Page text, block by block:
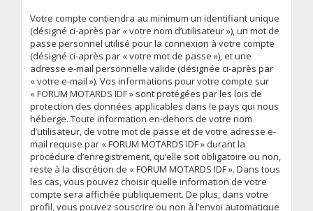
Votre compte contiendra au minimum un identifiant unique
(désigné ci-après par « votre nom d’utilisateur »), un mot de
passe personnel utilisé pour la connexion à votre compte
(désigné ci-après par « votre mot de passe »), et une
adresse e-mail personnelle valide (désignée ci-après par
« votre e-mail »). Vos informations pour votre compte sur
« FORUM MOTARDS IDF » sont protégées par les lois de
protection des données applicables dans le pays qui nous
héberge. Toute information en-dehors de votre nom
d’utilisateur, de votre mot de passe et de votre adresse e-
mail requise par « FORUM MOTARDS IDF » durant la
procédure d’enregistrement, qu’elle soit obligatoire ou non,
reste à la discrétion de « FORUM MOTARDS IDF ». Dans tous
les cas, vous pouvez choisir quelle information de votre
compte sera affichée publiquement. De plus, dans votre
profil, vous pouvez souscrire ou non à l’envoi automatique